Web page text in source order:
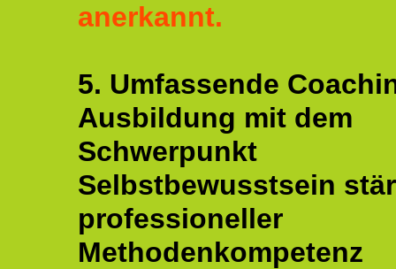
anerkannt.
5. Umfassende
Ausbildung mit dem
Schwerpunkt
Selbstbewusstsein
professioneller
Methodenkompetenz